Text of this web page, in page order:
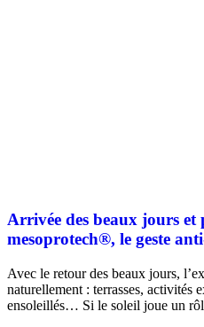
Arrivée des beaux jours et
mesoprotech®, le geste
Avec le retour des beaux jours,
naturellement : terrasses, activités
ensoleillés… Si le soleil joue un